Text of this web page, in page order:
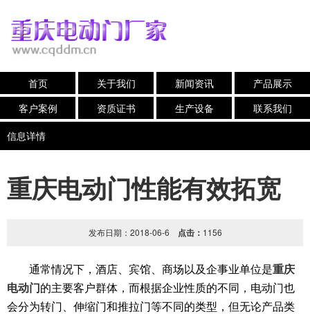
首页 关于我们 新闻资讯
产品展示
客户案例
资质证书 生产设备
联系我们
信息详情
重庆电动门性能有效拓宽
发布日期：2018-06-6 点击： 1156
通常情况下，酒店、宾馆、商场以及企事业单位是重庆
电动门的主要客户群体，而根据企业性质的不同，电动门也
会分为转门、伸缩门和推拉门等不同的类型，但无论产品类